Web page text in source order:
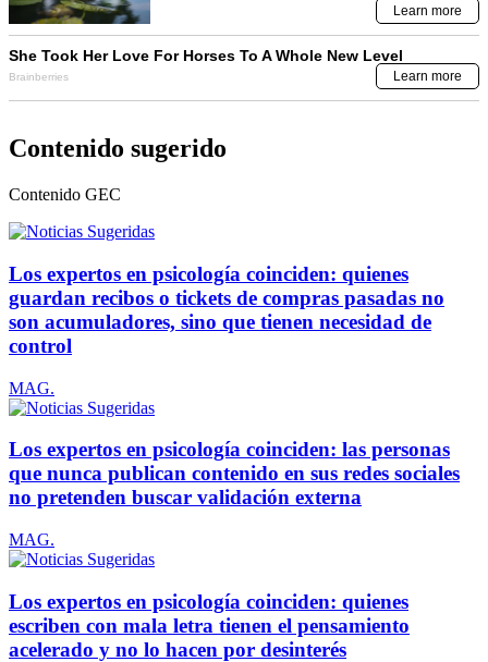
Contenido sugerido
Contenido GEC
Los expertos en psicología coinciden: quienes
guardan recibos o tickets de compras pasadas no
son acumuladores, sino que tienen necesidad de
control
MAG.
Los expertos en psicología coinciden: las personas
que nunca publican contenido en sus redes sociales
no pretenden buscar validación externa
MAG.
Los expertos en psicología coinciden: quienes
escriben con mala letra tienen el pensamiento
acelerado y no lo hacen por desinterés